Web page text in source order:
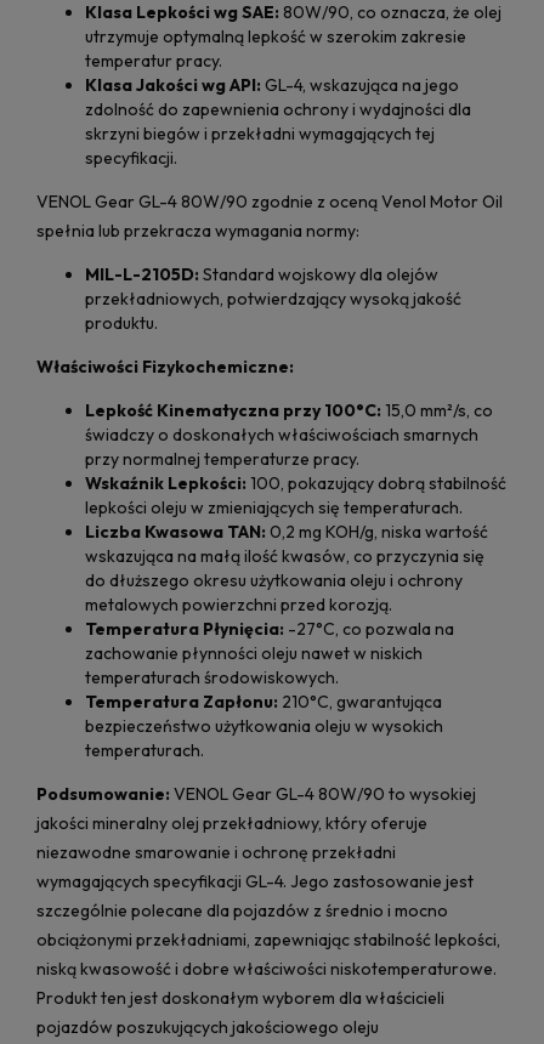
Klasa Lepkości wg SAE: 80W/90, co oznacza, że olej
utrzymuje optymalną lepkość w szerokim zakresie
temperatur pracy.
Klasa Jakości wg API: GL-4, wskazująca na jego
zdolność do zapewnienia ochrony i wydajności dla
skrzyni biegów i przekładni wymagających tej
specyfikacji.
VENOL Gear GL-4 80W/90 zgodnie z oceną Venol Motor Oil
spełnia lub przekracza wymagania normy:
MIL-L-2105D: Standard wojskowy dla olejów
przekładniowych, potwierdzający wysoką jakość
produktu.
Właściwości Fizykochemiczne:
Lepkość Kinematyczna przy 100°C: 15,0 mm²/s, co
świadczy o doskonałych właściwościach smarnych
przy normalnej temperaturze pracy.
Wskaźnik Lepkości: 100, pokazujący dobrą stabilność
lepkości oleju w zmieniających się temperaturach.
Liczba Kwasowa TAN: 0,2 mg KOH/g, niska wartość
wskazująca na małą ilość kwasów, co przyczynia się
do dłuższego okresu użytkowania oleju i ochrony
metalowych powierzchni przed korozją.
Temperatura Płynięcia: -27°C, co pozwala na
zachowanie płynności oleju nawet w niskich
temperaturach środowiskowych.
Temperatura Zapłonu: 210°C, gwarantująca
bezpieczeństwo użytkowania oleju w wysokich
temperaturach.
Podsumowanie: VENOL Gear GL-4 80W/90 to wysokiej
jakości mineralny olej przekładniowy, który oferuje
niezawodne smarowanie i ochronę przekładni
wymagających specyfikacji GL-4. Jego zastosowanie jest
szczególnie polecane dla pojazdów z średnio i mocno
obciążonymi przekładniami, zapewniając stabilność lepkości,
niską kwasowość i dobre właściwości niskotemperaturowe.
Produkt ten jest doskonałym wyborem dla właścicieli
pojazdów poszukujących jakościowego oleju